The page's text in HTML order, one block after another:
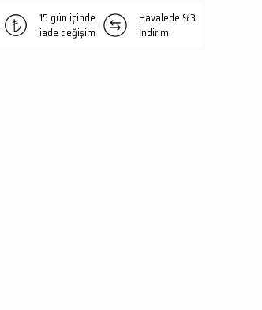
15 gün içinde
iade değişim
Havalede %3
İndirim